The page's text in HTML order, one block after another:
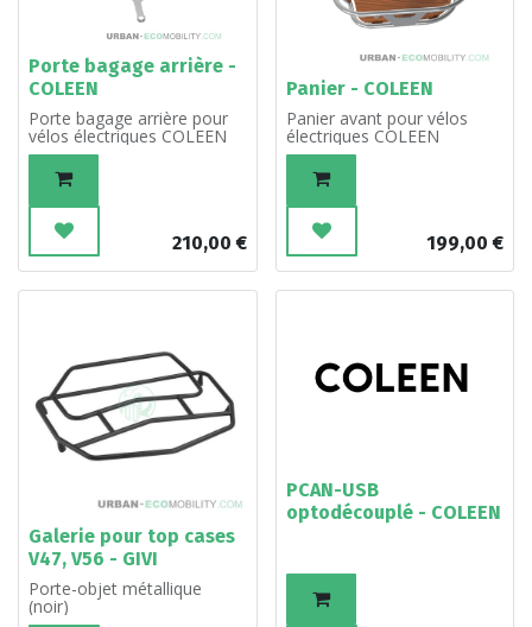
Porte bagage arrière -
COLEEN
Porte bagage arrière pour
vélos électriques COLEEN
210,00 €
Panier - COLEEN
Panier avant pour vélos
électriques COLEEN
199,00 €
Galerie pour top cases
V47, V56 - GIVI
Porte-objet métallique
(noir)
PCAN-USB
optodécouplé - COLEEN